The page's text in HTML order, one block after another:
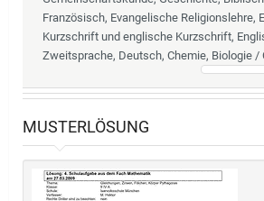
Französisch, Evangelische Religionslehre,
Kurzschrift und englische Kurzschrift,
Zweitsprache, Deutsch, Chemie, Biologie /
MUSTERLÖSUNG